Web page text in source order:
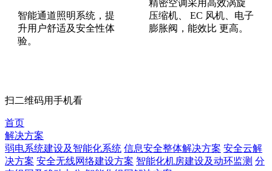
智能通道照明系统，提
升用户舒适及安全性体
验。
精密空调采用高效涡旋
压缩机、 EC 风机、电子
膨胀阀，能效比 更高。
扫二维码用手机看
首页
解决方案
弱电系统建设及智能化系统 信息安全整体解决方案 安全云解
决方案 安全无线网络建设方案 智能化机房建设及动环监测 分